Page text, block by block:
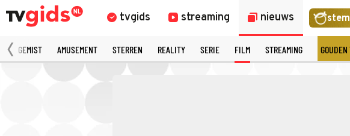
tvgids streaming nieuws
GEMIST AMUSEMENT STERREN REALITY SERIE FILM STREAMING